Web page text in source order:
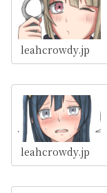
leahcrowdy.jp
leahcrowdy.jp